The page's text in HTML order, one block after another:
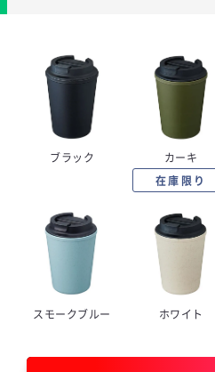
ブラック
カーキ
在庫限り
スモークブルー ホワイト